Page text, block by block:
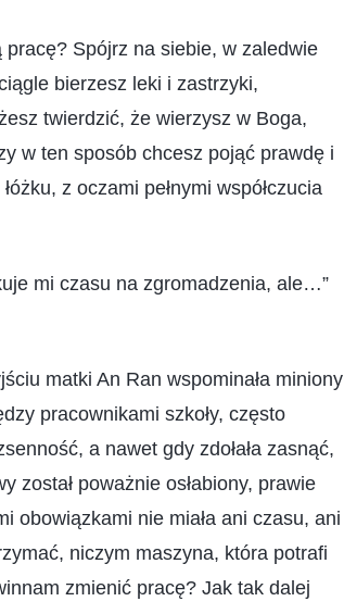
pracę? Spójrz na siebie, w zaledwie
bierzesz leki i zastrzyki,
twierdzić, że wierzysz w Boga,
w ten sposób chcesz pojąć prawdę i
z oczami pełnymi współczucia
mi czasu na zgromadzenia, ale…”
matki An Ran wspominała miniony
pracownikami szkoły, często
a nawet gdy zdołała zasnąć,
został poważnie osłabiony, prawie
obowiązkami nie miała ani czasu, ani
niczym maszyna, która potrafi
zmienić pracę? Jak tak dalej